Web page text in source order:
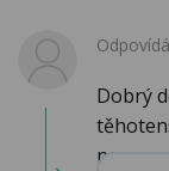
Dobrý
nen...